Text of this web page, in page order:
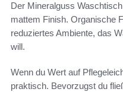
Der Mineralguss
mattem Finish. Organische
reduziertes Ambiente, das
will.
Wenn du Wert auf
praktisch. Bevorzugst du